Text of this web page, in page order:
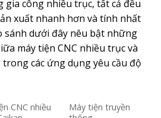
gia công nhiều trục, tất cả đều
xuất nhanh hơn và tính nhất
sánh dưới đây nêu bật những
máy tiện CNC nhiều trục và
các ứng dụng yêu cầu độ
CNC nhiều
Máy tiện truyền